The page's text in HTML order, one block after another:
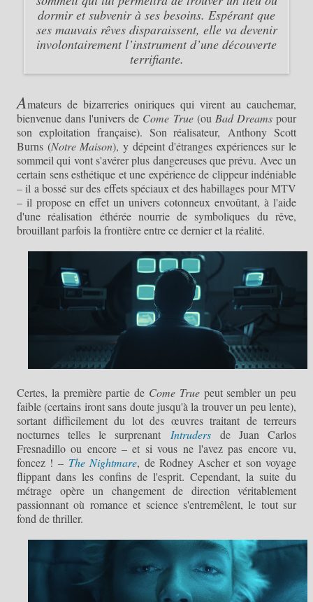
dormir et subvenir à ses besoins. Espérant que
ses mauvais rêves disparaissent, elle va devenir
involontairement l’instrument d’une découverte
terrifiante.
Amateurs de bizarreries oniriques qui virent au cauchemar,
bienvenue dans l'univers de Come True (ou Bad Dreamspour
son exploitation française). Son réalisateur, Anthony Scott
Burns (Notre Maison), y dépeint d'étranges expériences sur le
sommeil qui vont s'avérer plus dangereuses que prévu. Avec un
certain sens esthétique et une expérience de clippeur indéniable
– il a bossé sur des effets spéciaux et des habillages pour MTV
– il propose en effet un univers cotonneux envoûtant, à l'aide
d'une réalisation éthérée nourrie de symboliques du rêve,
brouillant parfois la frontière entre ce dernier et la réalité.
Certes, la première partie de Come Truepeut sembler un peu
faible (certains iront sans doute jusqu'à la trouver un peu lente),
sortant difficilement du lot des œuvres traitant de terreurs
nocturnes telles le surprenant Intruders
de Juan Carlos
Fresnadillo ou encore – et si vous ne l'avez pas encore vu,
foncez ! – The Nightmare, de Rodney Ascher et son voyage
flippant dans les confins de l'esprit. Cependant, la suite du
métrage opère un changement de direction véritablement
passionnant où romance et science s'entremêlent, le tout sur
fond de thriller.